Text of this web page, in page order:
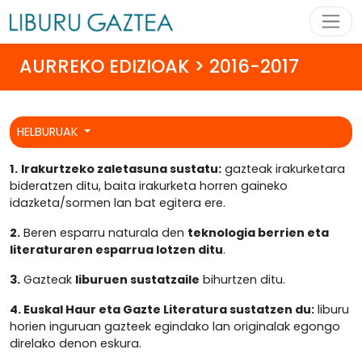
AURREKO EDIZIOAK > 2016-2017
HELBURUAK
1. Irakurtzeko zaletasuna sustatu: gazteak irakurketara
bideratzen ditu, baita irakurketa horren gaineko
idazketa/sormen lan bat egitera ere.
2. Beren esparru naturala den teknologia berrien eta
literaturaren esparrua lotzen ditu.
3. Gazteak liburuen sustatzaile bihurtzen ditu.
4. Euskal Haur eta Gazte Literatura sustatzen du: liburu
horien inguruan gazteek egindako lan originalak egongo
direlako denon eskura.